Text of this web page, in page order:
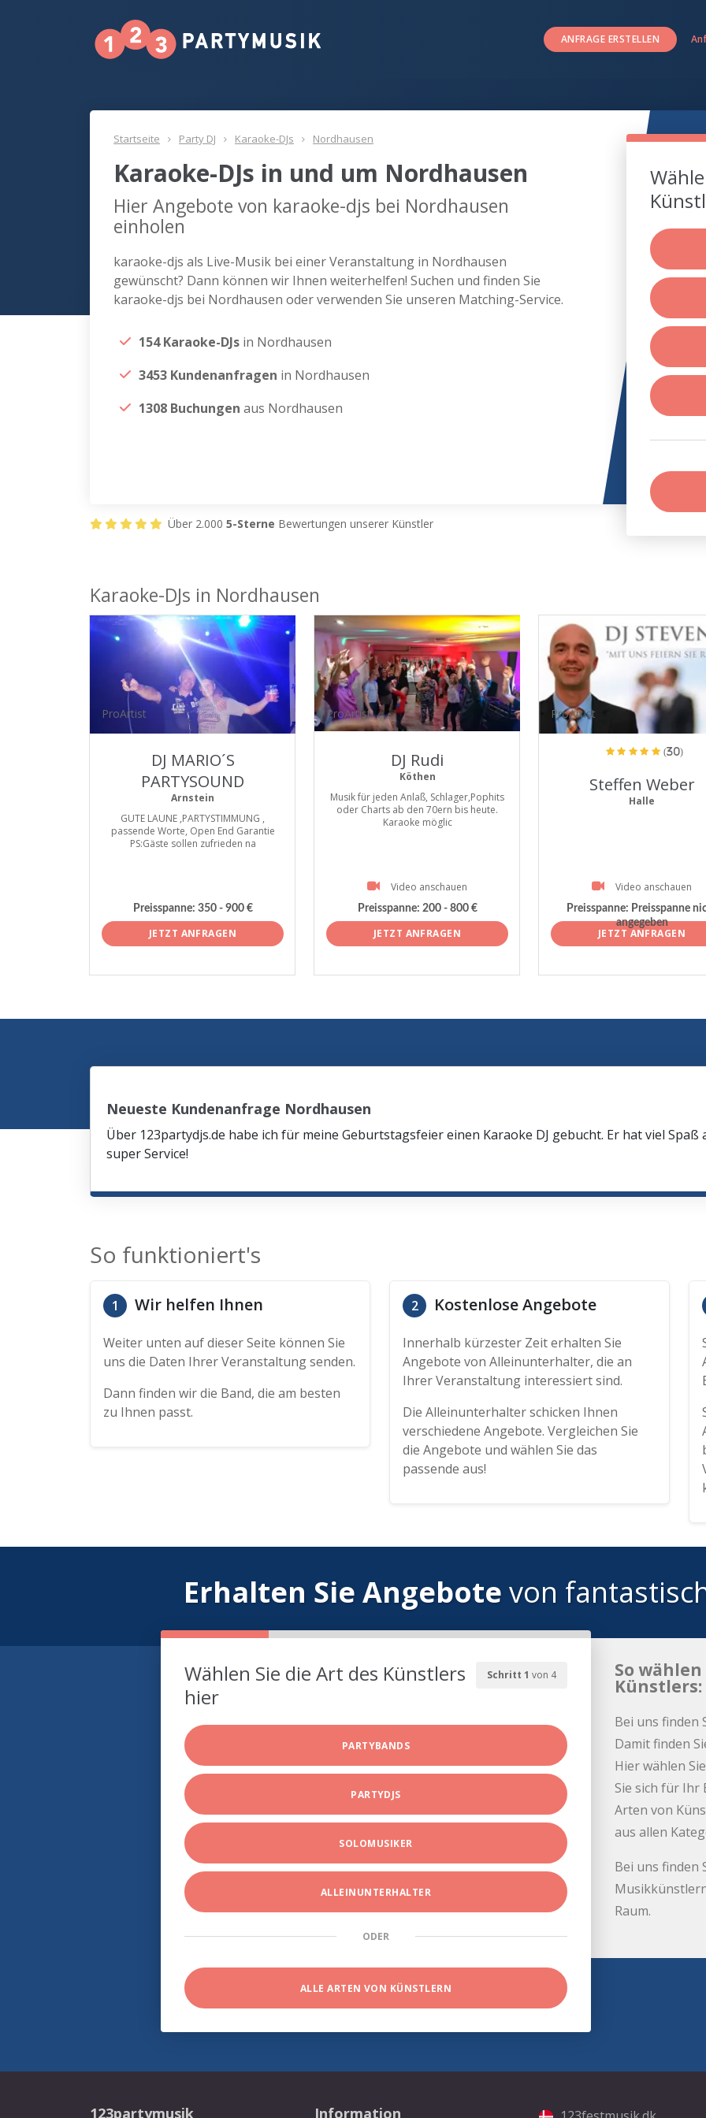
ANFRAGE ERSTELLEN
Startseite Party DJ Karaoke-DJs Nordhausen
Karaoke-DJs in und um Nordhausen
Hier Angebote von karaoke-djs bei Nordhausen
einholen
karaoke-djs als Live-Musik bei einer Veranstaltung in Nordhausen
gewünscht? Dann können wir Ihnen weiterhelfen! Suchen und finden Sie
karaoke-djs bei Nordhausen oder verwenden Sie unseren Matching-Service.
154 Karaoke-DJs in Nordhausen
3453 Kundenanfragen in Nordhausen
1308 Buchungen aus Nordhausen
Über 2.000 5-Sterne Bewertungen unserer Künstler
Karaoke-DJs in Nordhausen
ProArtist
DJ MARIO´S
PARTYSOUND
Arnstein
GUTE LAUNE ,PARTYSTIMMUNG ,
passende Worte, Open End Garantie
PS:Gäste sollen zufrieden na
Preisspanne: 350 - 900 €
JETZT ANFRAGEN
ProArtist
DJ Rudi
Köthen
Musik für jeden Anlaß, Schlager,Pophits
oder Charts ab den 70ern bis heute.
Karaoke möglic
Video anschauen
Preisspanne: 200 - 800 €
JETZT ANFRAGEN
ProArtist
(30)
Steffen Weber
Halle
Video anschauen
Preisspanne: Preisspanne
angegeben
JETZT ANFRAGEN
Neueste Kundenanfrage Nordhausen
Über 123partydjs.de habe ich für meine Geburtstagsfeier einen Karaoke DJ gebucht. Er hat viel
super Service!
So funktioniert's
1 Wir helfen Ihnen
Weiter unten auf dieser Seite können Sie
uns die Daten Ihrer Veranstaltung senden.
Dann finden wir die Band, die am besten
zu Ihnen passt.
2 Kostenlose Angebote
Innerhalb kürzester Zeit erhalten Sie
Angebote von Alleinunterhalter, die an
Ihrer Veranstaltung interessiert sind.
Die Alleinunterhalter schicken Ihnen
verschiedene Angebote. Vergleichen Sie
die Angebote und wählen Sie das
passende aus!
Erhalten Sie Angebote von
Schritt 1 von 4
Wählen Sie die Art des Künstlers
hier
PARTYBANDS
PARTYDJS
SOLOMUSIKER
ALLEINUNTERHALTER
ODER
ALLE ARTEN VON KÜNSTLERN
So
Künstlers:
Bei uns finden
Damit finden
Hier wählen
Sie sich für Ihr
Arten von
aus allen
Bei uns finden
Raum.
123partymusik Information